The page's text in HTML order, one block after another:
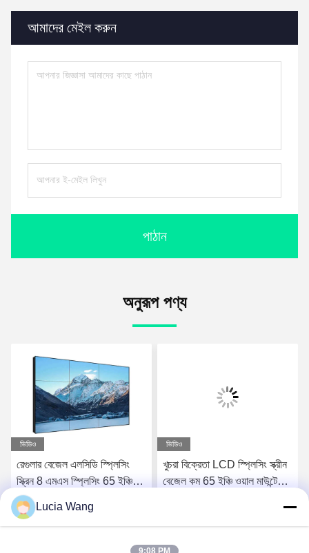
আমাদের মেইল করুন
পাঠান
অনুরূপ পণ্য
ভিডিও
রেগুলার বেজেল এলসিডি স্প্লিসিং
স্ক্রিন 8 এমএস স্প্লিসিং 65 ইঞ্চি
এলসিডি প্যানেল
সেরা দাম পান
ভিডিও
খুচরা বিক্রেতা LCD স্প্লিসিং স্ক্রীন
বেজেল কম 65 ইঞ্চি ওয়াল মাউন্টেড
সেরা দাম পান
Lucia Wang
9:08 PM